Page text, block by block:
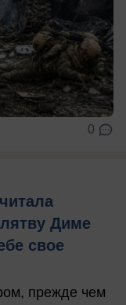
0
Диме
свое
прежде чем